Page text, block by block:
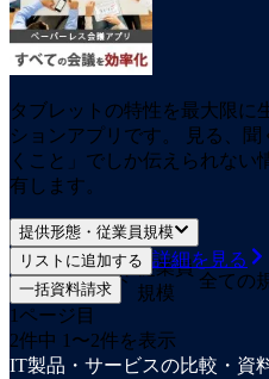
タブレットの特性を最大限に
ションアプリです。 見る、
くこと」でしか伝えられない
有します。
提供形態・従業員規模
提供
形態
クラウド
従業員
規模
全ての
リストに追加する 詳細を見る
一括資料請求
1 ページ目
2件中 1 〜2件を表示
IT製品・サービスの比較・資